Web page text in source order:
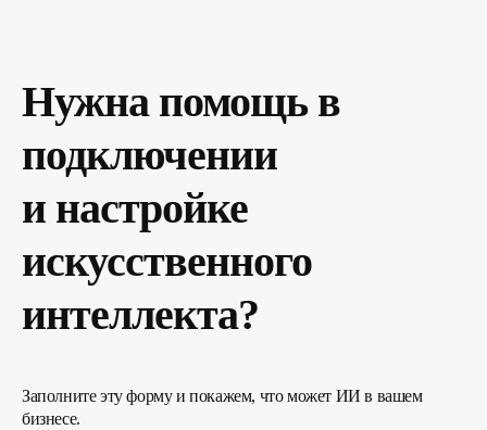
Нужна помощь в
подключении
и настройке
искусственного
интеллекта?
Заполните эту форму и покажем, что может ИИ в вашем
бизнесе.